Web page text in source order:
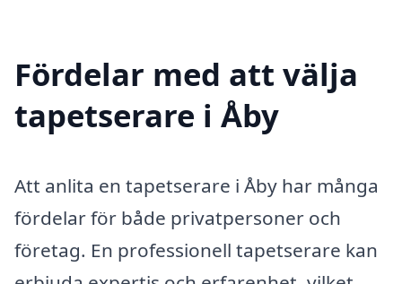
Fördelar med att välja
tapetserare i Åby
Att anlita en tapetserare i Åby har många
fördelar för både privatpersoner och
företag. En professionell tapetserare kan